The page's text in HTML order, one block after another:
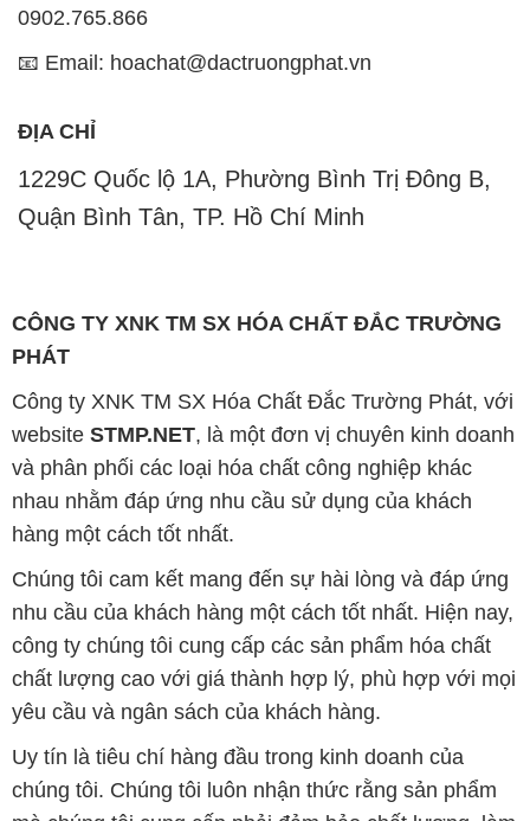
1229C Quốc lộ 1A, Phường Bình Trị Đông B,
Quận Bình Tân, TP. Hồ Chí Minh
CÔNG TY XNK TM SX HÓA CHẤT ĐẮC TRƯỜNG
PHÁT
và phân phối các loại hóa chất công nghiệp khác
nhau nhằm đáp ứng nhu cầu sử dụng của khách
hàng một cách tốt nhất.
Chúng tôi cam kết mang đến sự hài lòng và đáp ứng
nhu cầu của khách hàng một cách tốt nhất. Hiện nay,
công ty chúng tôi cung cấp các sản phẩm hóa chất
chất lượng cao với giá thành hợp lý, phù hợp với mọi
yêu cầu và ngân sách của khách hàng.
Uy tín là tiêu chí hàng đầu trong kinh doanh của
chúng tôi. Chúng tôi luôn nhận thức rằng sản phẩm
mà chúng tôi cung cấp phải đảm bảo chất lượng, làm
hài lòng đối tác. Đồng thời, chúng tôi cam kết giữ
mức giá hợp lý để cùng nhau phát triển và tồn tại trên
con đường dài phía trước.